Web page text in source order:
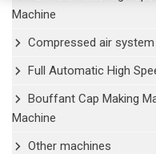
Machine
Compressed air system
Full Automatic High
Bouffant Cap Making
Machine
Other machines